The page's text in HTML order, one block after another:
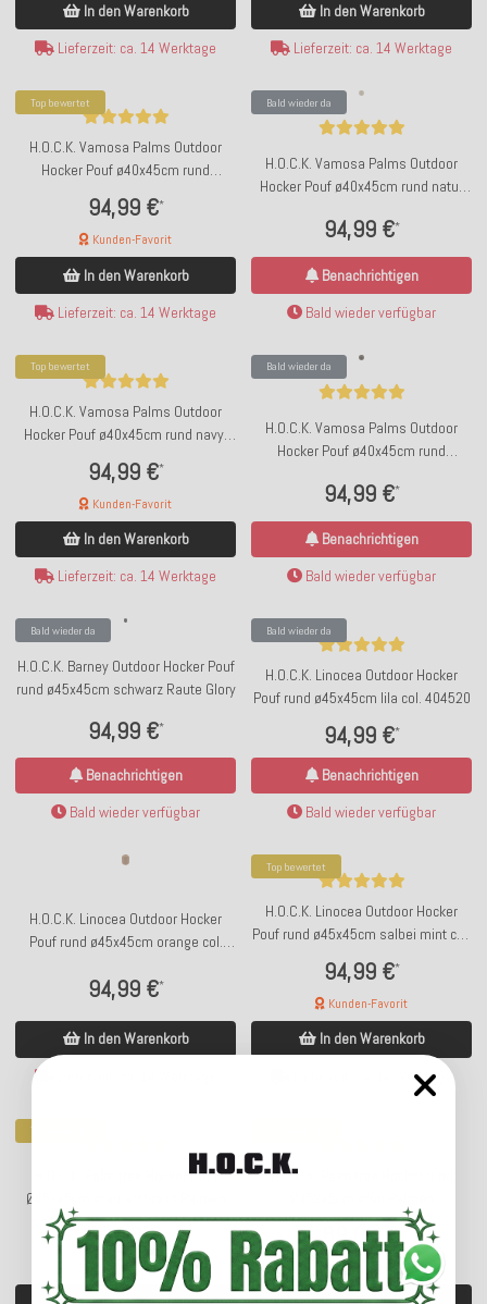
In den Warenkorb
Lieferzeit: ca. 14 Werktage
In den Warenkorb
Lieferzeit: ca. 14 Werktage
Top bewertet
H.O.C.K. Vamosa Palms Outdoor
Hocker Pouf ø40x45cm rund
94,99 €*
Kunden-Favorit
In den Warenkorb
Lieferzeit: ca. 14 Werktage
Bald wieder da
H.O.C.K. Vamosa Palms Outdoor
Hocker Pouf ø40x45cm rund natur
94,99 €*
Benachrichtigen
Bald wieder verfügbar
Top bewertet
H.O.C.K. Vamosa Palms Outdoor
Hocker Pouf ø40x45cm rund navy-
94,99 €*
Kunden-Favorit
In den Warenkorb
Lieferzeit: ca. 14 Werktage
Bald wieder da
H.O.C.K. Vamosa Palms Outdoor
Hocker Pouf ø40x45cm rund
94,99 €*
Benachrichtigen
Bald wieder verfügbar
Bald wieder da
H.O.C.K. Barney Outdoor Hocker Pouf
rund ø45x45cm schwarz Raute Glory
94,99 €*
Benachrichtigen
Bald wieder verfügbar
Bald wieder da
H.O.C.K. Linocea Outdoor Hocker
Pouf rund ø45x45cm lila col. 404520
94,99 €*
Benachrichtigen
Bald wieder verfügbar
H.O.C.K. Linocea Outdoor Hocker
Pouf rund ø45x45cm orange col.
94,99 €*
In den Warenkorb
Top bewertet
H.O.C.K. Linocea Outdoor Hocker
Pouf rund ø45x45cm salbei mint col.
94,99 €*
Kunden-Favorit
In den Warenkorb
Lieferzeit: ca. 14 Werktage
Top bewertet
H.O.C.K. Palm tree Hocker rund
Ø45x45cm grau anthrazit Palmen
89,00 €*
Kunden-Favorit
H.O.C.K. Palm tree Hocker rund
89,00 €*
Kunden-Favorit